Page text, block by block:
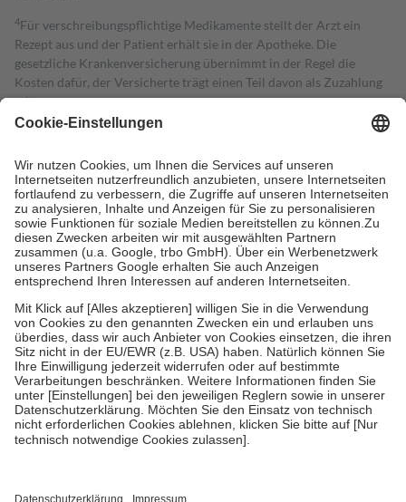
4Für verschreibungspflichtige Medikamente stellt der Arzt ein
Rezept aus und der Patient erhält sie in der Apotheke. Die
gesetzliche Krankenversicherung übernimmt in der Regel die
Kosten dafür, der Versicherte trägt einen Teil davon als Zuzahlung
mit.
Grundsätzlich leisten Mitglieder Zuzahlungen in Höhe von zehn
höchstens zehn Euro.
Es sind jedoch nie mehr als die tatsächlichen
Kosten der Leistung zu entrichten.
Diese Regeln gelten grundsätzlich auch für Online-Apotheken.
Bei Heilmitteln und häuslicher Krankenpflege beträgt die
Zuzahlung zehn Prozent der Kosten sowie zehn Euro je
Verordnung.
Um das Engagement der Versicherten für ihre eigene Gesundheit zu
stärken und die besondere Stellung der Familie zu unterstützen,
fallenkeine Zuzahlungenan bei:
• Kindern und Jugendlichen bis zum vollendeten 18. Lebensjahr
mit Ausnahme der Fahrkosten
• Untersuchungen zur Vorsorge und Früherkennung, die von der
GKV getragen werden
• empfohlenen Schutzimpfungen
• Harn- und Blutteststreifen
getroffen, um sicherzustellen, dass es sich um echte Bewertungen